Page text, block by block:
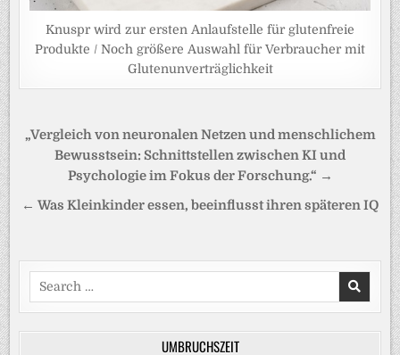
Knuspr wird zur ersten Anlaufstelle für glutenfreie
Produkte / Noch größere Auswahl für Verbraucher mit
Glutenunverträglichkeit
Beitragsnavigation
„Vergleich von neuronalen Netzen und menschlichem
Bewusstsein: Schnittstellen zwischen KI und
Psychologie im Fokus der Forschung.“ →
← Was Kleinkinder essen, beeinflusst ihren späteren IQ
Search
for:
UMBRUCHSZEIT